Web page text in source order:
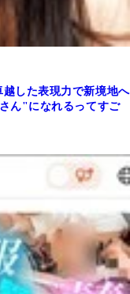
した表現力で新境地へ
ん"になれるってすご